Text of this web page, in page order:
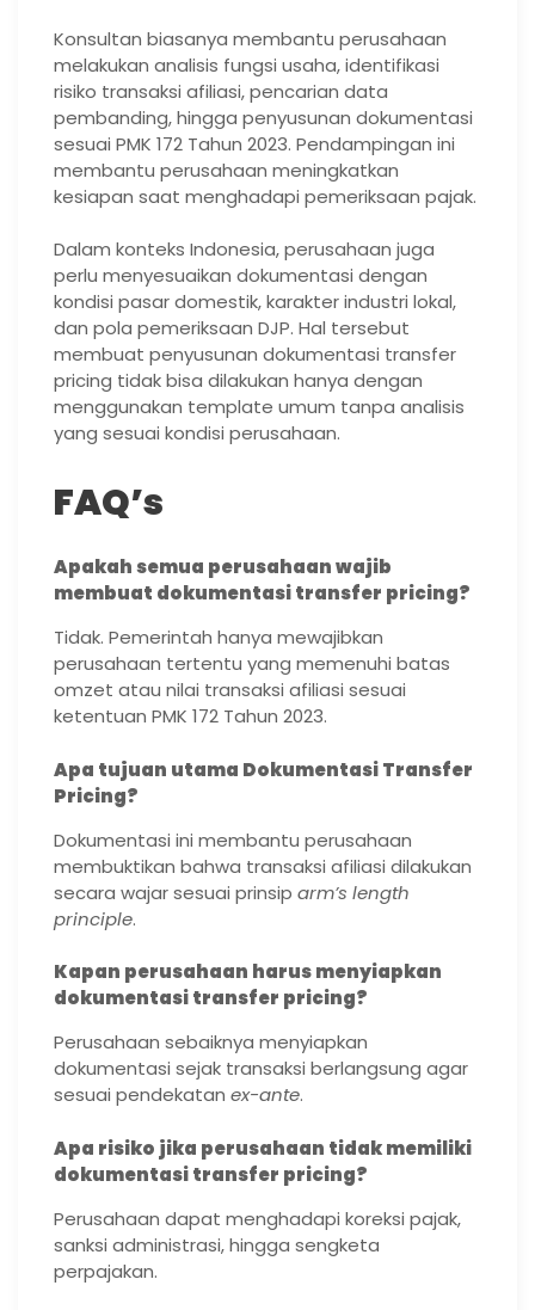
Konsultan biasanya membantu perusahaan
melakukan analisis fungsi usaha, identifikasi
risiko transaksi afiliasi, pencarian data
pembanding, hingga penyusunan dokumentasi
sesuai PMK 172 Tahun 2023. Pendampingan ini
membantu perusahaan meningkatkan
kesiapan saat menghadapi pemeriksaan pajak.
Dalam konteks Indonesia, perusahaan juga
perlu menyesuaikan dokumentasi dengan
kondisi pasar domestik, karakter industri lokal,
dan pola pemeriksaan DJP. Hal tersebut
membuat penyusunan dokumentasi transfer
pricing tidak bisa dilakukan hanya dengan
menggunakan template umum tanpa analisis
yang sesuai kondisi perusahaan.
FAQ’s
Apakah semua perusahaan wajib
membuat dokumentasi transfer pricing?
Tidak. Pemerintah hanya mewajibkan
perusahaan tertentu yang memenuhi batas
omzet atau nilai transaksi afiliasi sesuai
ketentuan PMK 172 Tahun 2023.
Apa tujuan utama Dokumentasi Transfer
Pricing?
Dokumentasi ini membantu perusahaan
membuktikan bahwa transaksi afiliasi dilakukan
secara wajar sesuai prinsip arm’s length
principle.
Kapan perusahaan harus menyiapkan
dokumentasi transfer pricing?
Perusahaan sebaiknya menyiapkan
dokumentasi sejak transaksi berlangsung agar
sesuai pendekatan ex-ante.
Apa risiko jika perusahaan tidak memiliki
dokumentasi transfer pricing?
Perusahaan dapat menghadapi koreksi pajak,
sanksi administrasi, hingga sengketa
perpajakan.